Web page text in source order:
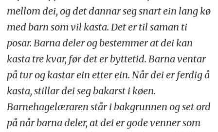
mellom dei, og det dannar seg snart ein lang kø
med barn som vil kasta. Det er til saman ti
posar. Barna deler og bestemmer at dei kan
kasta tre kvar, før det er byttetid. Barna ventar
på tur og kastar ein etter ein. Når dei er ferdig å
kasta, stillar dei seg bakarst i køen.
Barnehagelæraren står i bakgrunnen og set ord
på når barna deler, at dei er gode venner som